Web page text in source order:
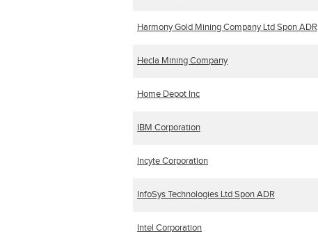
Harmony Gold Mining Company Ltd Spon ADR
Hecla Mining Company
Home Depot Inc
IBM Corporation
Incyte Corporation
InfoSys Technologies Ltd Spon ADR
Intel Corporation